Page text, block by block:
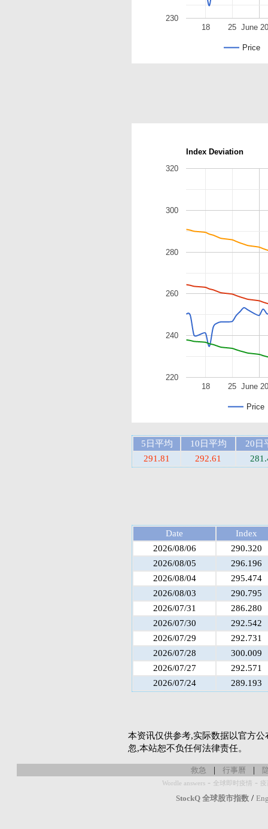
Price
June
18 25
230
Index Deviation
Price
June
18 25
220
240
260
280
300
320
5日平均 10日平均
20日
291.81
292.61
Date
Index
2026/08/06
290.320
2026/08/05
296.196
2026/08/04
295.474
2026/08/03
290.795
2026/07/31
286.280
2026/07/30
292.542
2026/07/29
292.731
2026/07/28
300.009
2026/07/27
292.571
2026/07/24
289.193
本资讯仅供参考,实际数据以官方
忽,本站恕不负任何法律责任。
救急 | 行事曆 |
Wordle answers - 全球即时疫情 -
StockQ 全球股市指数 /